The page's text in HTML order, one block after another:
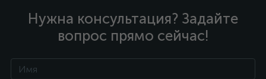
Нужна консультация? Задайте
вопрос прямо сейчас!